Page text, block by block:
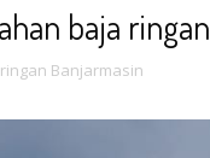
baja
Banjarmasin